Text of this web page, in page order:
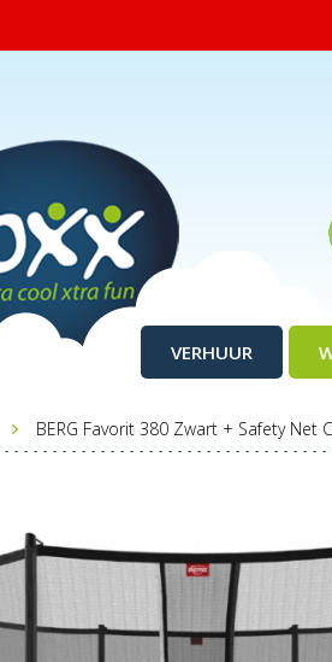
VERHUUR
BERG Favorit 380 Zwart + Safety Net